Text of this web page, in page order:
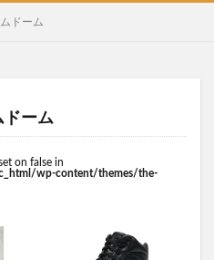
ドーム
ドーム
on false in
wp-content/themes/the-